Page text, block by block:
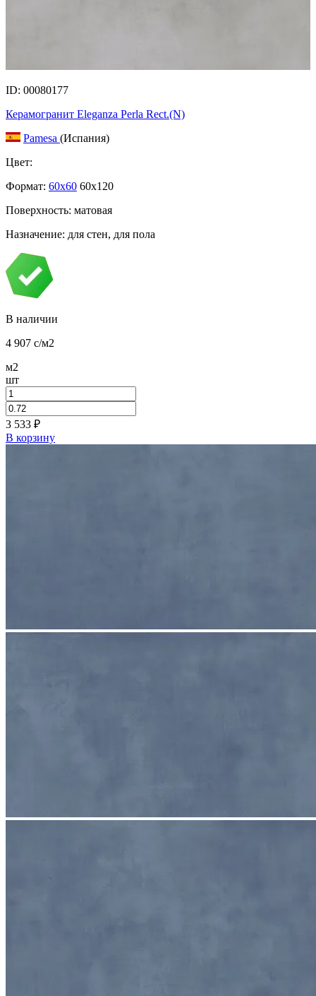
ID: 00080177
Керамогранит Eleganza Perla Rect.(N)
Pamesa (Испания)
Цвет:
Формат: 60x60 60x120
Поверхность: матовая
Назначение: для стен, для пола
В наличии
4 907 c/м2
м2
шт
3 533 ₽
В корзину